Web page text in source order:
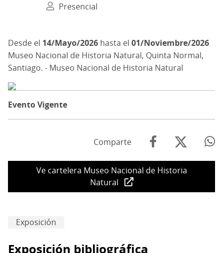
Presencial
14/Mayo/2026 hasta el 01/Noviembre/2026
Museo Nacional de Historia Natural, Quinta Normal,
Santiago. - Museo Nacional de Historia Natural
Evento Vigente
Comparte
Ve cartelera Museo Nacional de Historia
Natural
Exposición
Exposición bibliográfica